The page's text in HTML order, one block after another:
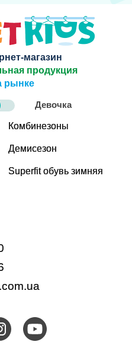
магазин
продукция
рынке
Девочка
Комбинезоны
Демисезон
Superfit обувь зимняя